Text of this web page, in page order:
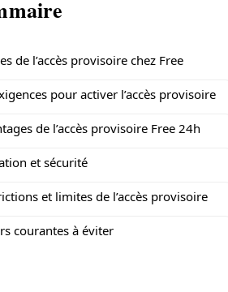
de l’accès provisoire chez Free
pour activer l’accès provisoire
de l’accès provisoire Free 24h
et sécurité
et limites de l’accès provisoire
courantes à éviter